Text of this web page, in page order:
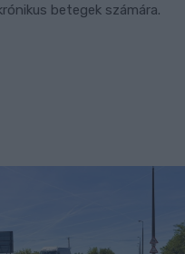
betegek számára.